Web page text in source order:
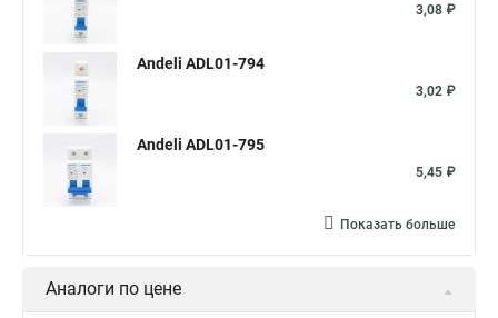
3,08 ₽
Andeli ADL01-794
3,02 ₽
Andeli ADL01-795
5,45 ₽
Показать больше
Аналоги по цене